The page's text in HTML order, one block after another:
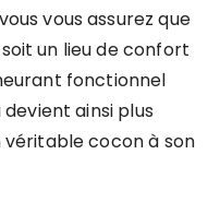
vous assurez que
un lieu de confort
fonctionnel
ainsi plus
véritable cocon à son